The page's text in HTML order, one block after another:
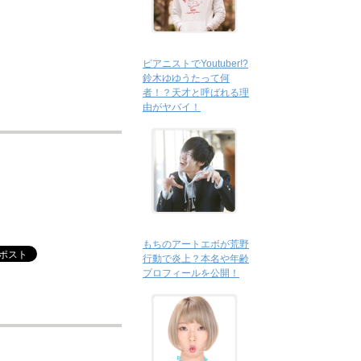
ピアニストでYoutuber!?
鈴木ゆゆうたって何
者！？天才と呼ばれる理
由がヤバイ！
もちのアートエボが荒野
行動で炎上？本名や年齢
プロフィールを公開！